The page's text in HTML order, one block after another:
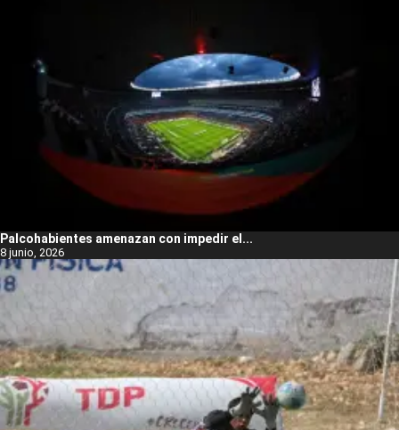
Palcohabientes amenazan con impedir el...
8 junio, 2026